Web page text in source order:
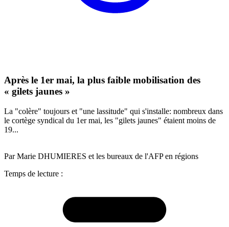
Après le 1er mai, la plus faible mobilisation des
« gilets jaunes »
La "colère" toujours et "une lassitude" qui s'installe: nombreux dans
le cortège syndical du 1er mai, les "gilets jaunes" étaient moins de
19...
Par Marie DHUMIERES et les bureaux de l'AFP en régions
Temps de lecture :